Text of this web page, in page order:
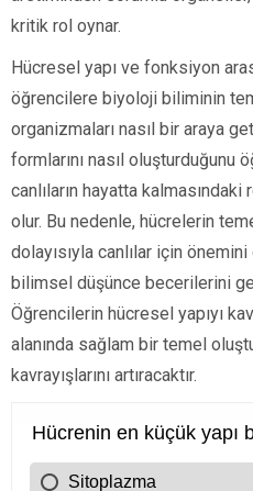
kritik rol oynar.
Hücresel yapı ve fonksiyon
öğrencilere biyoloji biliminin
organizmaları nasıl bir araya
formlarını nasıl oluşturduğunu
canlıların hayatta kalmasındaki
olur. Bu nedenle, hücrelerin
dolayısıyla canlılar için
bilimsel düşünce becerilerini
Öğrencilerin hücresel yapıyı
alanında sağlam bir temel
kavrayışlarını artıracaktır.